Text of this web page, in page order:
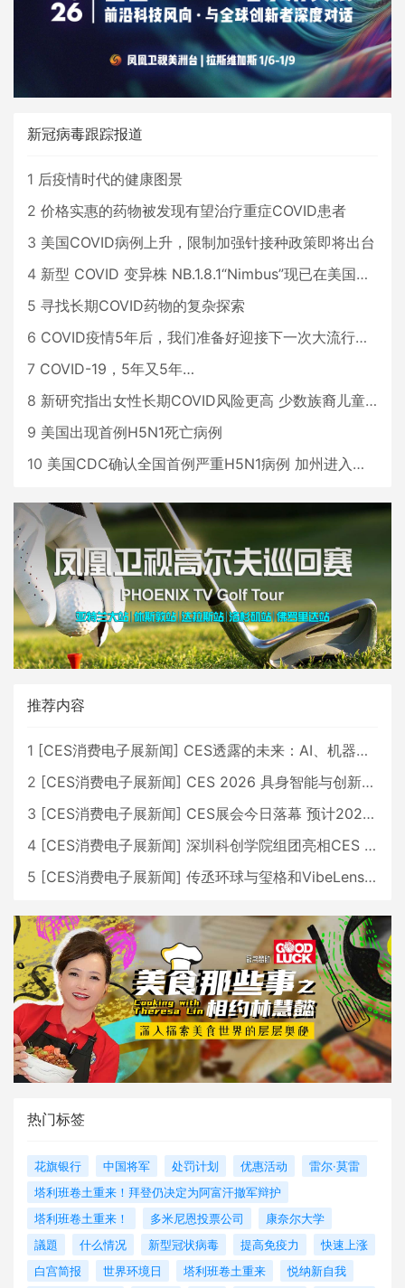
新冠病毒跟踪报道
1 后疫情时代的健康图景
2 价格实惠的药物被发现有望治疗重症COVID患者
3 美国COVID病例上升，限制加强针接种政策即将出台
4 新型 COVID 变异株 NB.1.8.1“Nimbus”现已在美国占据主导地位
5 寻找长期COVID药物的复杂探索
6 COVID疫情5年后，我们准备好迎接下一次大流行了吗？
7 COVID-19，5年又5年…
8 新研究指出女性长期COVID风险更高 少数族裔儿童存在差异
9 美国出现首例H5N1死亡病例
10 美国CDC确认全国首例严重H5N1病例 加州进入紧急状态
推荐内容
1 [CES消费电子展新闻] CES透露的未来：AI、机器人与智能生活大爆发
2 [CES消费电子展新闻] CES 2026 具身智能与创新领域 中国公司大放异彩
3 [CES消费电子展新闻] CES展会今日落幕 预计2026行业收入将超五千亿美元
4 [CES消费电子展新闻] 深圳科创学院组团亮相CES 广受好评
5 [CES消费电子展新闻] 传丞环球与玺格和VibeLens共同推出全新耳机
热门标签
花旗银行 中国将军 处罚计划 优惠活动
雷尔·莫雷
塔利班卷土重来！拜登仍决定为阿富汗撤军辩护
塔利班卷土重来！
多米尼恩投票公司
康奈尔大学
議題
什么情况 新型冠状病毒 提高免疫力
快速上涨
白宫简报
世界环境日 塔利班卷土重来
悦纳新自我